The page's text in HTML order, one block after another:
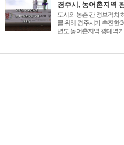
참석한 가운데 동천동 손
대에게 “사랑의 열쇠”를 전
는 준공식을 가졌다. “함께
사람들”은 2005년에 전기,
도시와 농촌 간 정보격차
를 위해 경주시가 추진한
년도 농어촌지역 광대역
brand name of lioresal, is a